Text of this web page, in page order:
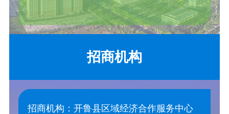
招商机构
招商机构：开鲁县区域经济合作服务中心